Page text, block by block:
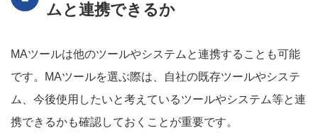
ムと連携できるか
MAツールは他のツールやシステムと連携することも可能
です。MAツールを選ぶ際は、自社の既存ツールやシステ
ム、今後使用したいと考えているツールやシステム等と連
携できるかも確認しておくことが重要です。